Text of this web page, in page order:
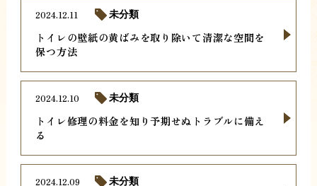
トイレの壁紙の黄ばみを取り除いて清潔な空間を
保つ方法
2024.12.11 未分類
トイレ修理の料金を知り予期せぬトラブルに備え
る
2024.12.10 未分類
2024.12.09 未分類